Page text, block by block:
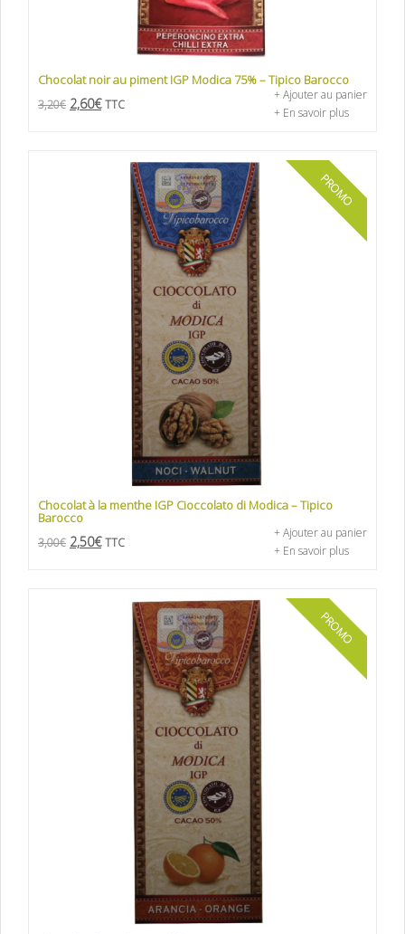
Chocolat noir au piment IGP Modica 75% – Tipico Barocco
3,20€ 2,60€ TTC
+ Ajouter au panier
+ En savoir plus
PROMO
Chocolat à la menthe IGP Cioccolato di Modica – Tipico
Barocco
3,00€ 2,50€ TTC
+ Ajouter au panier
+ En savoir plus
PROMO